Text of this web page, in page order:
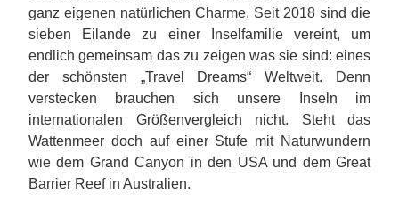
ganz eigenen natürlichen Charme. Seit 2018 sind die
sieben Eilande zu einer Inselfamilie vereint, um
endlich gemeinsam das zu zeigen was sie sind: eines
der schönsten „Travel Dreams“ Weltweit. Denn
verstecken brauchen sich unsere Inseln im
internationalen Größenvergleich nicht. Steht das
Wattenmeer doch auf einer Stufe mit Naturwundern
wie dem Grand Canyon in den USA und dem Great
Barrier Reef in Australien.